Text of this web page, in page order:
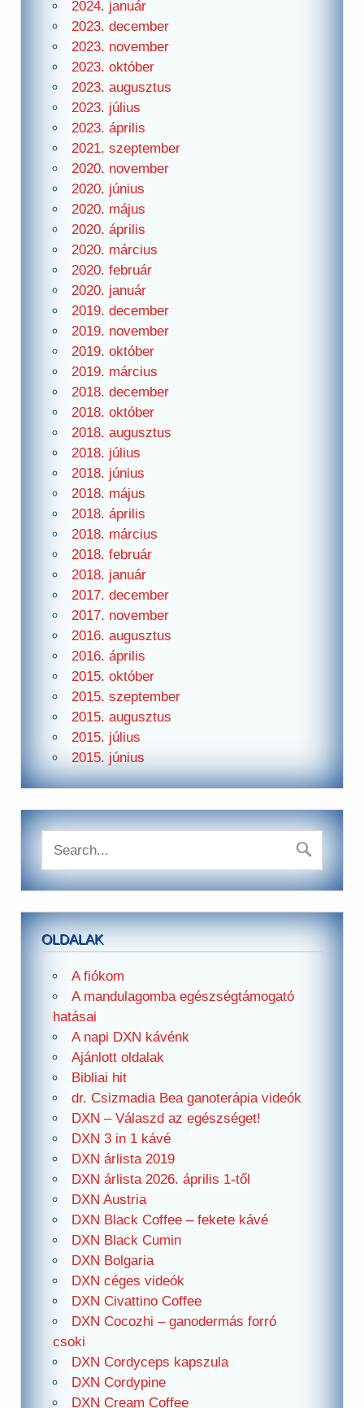
2024. január
2023. december
2023. november
2023. október
2023. augusztus
2023. július
2023. április
2021. szeptember
2020. november
2020. június
2020. május
2020. április
2020. március
2020. február
2020. január
2019. december
2019. november
2019. október
2019. március
2018. december
2018. október
2018. augusztus
2018. július
2018. június
2018. május
2018. április
2018. március
2018. február
2018. január
2017. december
2017. november
2016. augusztus
2016. április
2015. október
2015. szeptember
2015. augusztus
2015. július
2015. június
OLDALAK
A fiókom
A mandulagomba egészségtámogató
hatásai
A napi DXN kávénk
Ajánlott oldalak
Bibliai hit
dr. Csizmadia Bea ganoterápia videók
DXN – Válaszd az egészséget!
DXN 3 in 1 kávé
DXN árlista 2019
DXN árlista 2026. április 1-től
DXN Austria
DXN Black Coffee – fekete kávé
DXN Black Cumin
DXN Bolgaria
DXN céges videók
DXN Civattino Coffee
DXN Cocozhi – ganodermás forró
csoki
DXN Cordyceps kapszula
DXN Cordypine
DXN Cream Coffee